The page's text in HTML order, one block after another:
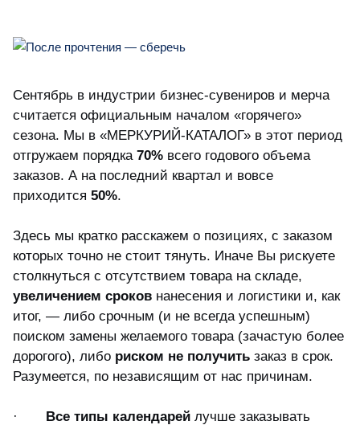
Сентябрь в индустрии бизнес-сувениров и мерча
считается официальным началом «горячего»
сезона. Мы в «МЕРКУРИЙ-КАТАЛОГ» в этот период
отгружаем порядка 70% всего годового объема
заказов. А на последний квартал и вовсе
приходится 50%.
Здесь мы кратко расскажем о позициях, с заказом
которых точно не стоит тянуть. Иначе Вы рискуете
столкнуться с отсутствием товара на складе,
увеличением сроков нанесения и логистики и, как
итог, — либо срочным (и не всегда успешным)
поиском замены желаемого товара (зачастую более
дорогого), либо риском не получить заказ в срок.
Разумеется, по независящим от нас причинам.
· Все типы календарей лучше заказывать